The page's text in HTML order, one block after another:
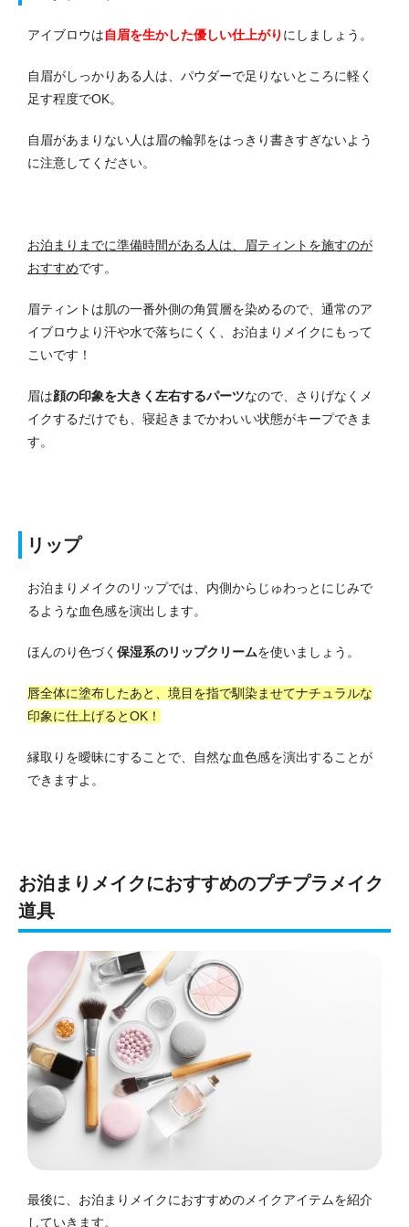
アイブロウは自眉を生かした優しい仕上がり にしましょう。
自眉がしっかりある人は、パウダーで足りないところに軽く
足す程度でOK。
自眉があまりない人は眉の輪郭をはっきり書きすぎないよう
に注意してください。
お泊まりまでに準備時間がある人は、眉ティントを施すのが
おすすめです。
眉ティントは肌の一番外側の角質層を染めるので、通常のア
イブロウより汗や水で落ちにくく、お泊まりメイクにもって
こいです！
眉は顔の印象を大きく左右するパーツなので、さりげなくメ
イクするだけでも、寝起きまでかわいい状態がキープできま
す。
リップ
お泊まりメイクのリップでは、内側からじゅわっとにじみで
るような血色感を演出します。
ほんのり色づく 保湿系のリップクリームを使いましょう。
唇全体に塗布したあと、境目を指で馴染ませてナチュラルな
印象に仕上げるとOK！
縁取りを曖昧にすることで、自然な血色感を演出することが
できますよ。
お泊まりメイクにおすすめのプチプラメイク
道具
最後に、お泊まりメイクにおすすめのメイクアイテムを紹介
していきます。